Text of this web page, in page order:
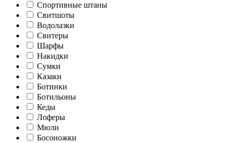
Спортивные штаны
Свитшоты
Водолазки
Свитеры
Шарфы
Накидки
Сумки
Казаки
Ботинки
Ботильоны
Кеды
Лоферы
Мюли
Босоножки